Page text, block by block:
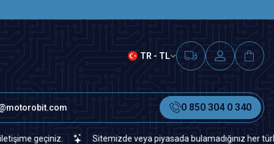
TR - TL
0 850 304 0 340
geçiniz. Sitemizde veya piyasada bulamadığınız her türlü